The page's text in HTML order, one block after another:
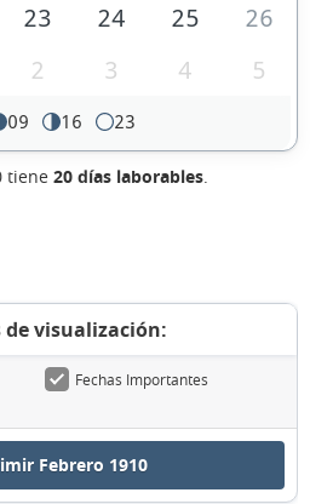
23 24 25
26
2 3 4 5
09 16 23
tiene 20 días laborables.
de visualización:
Fechas Importantes
Febrero 1910